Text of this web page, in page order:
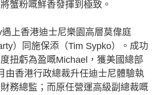
蟹粉嘅鮮香發揮到極致。
香港迪士尼樂園高層莫偉庭
）同施保添（Tim Sypko）。成功
扭虧為盈嘅Michael，獲美國總部
由香港行政總裁升任迪士尼體驗執
務總監；而原任營運高級副總裁嘅